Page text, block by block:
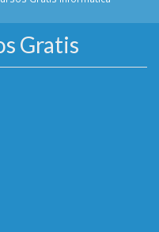
Gratis